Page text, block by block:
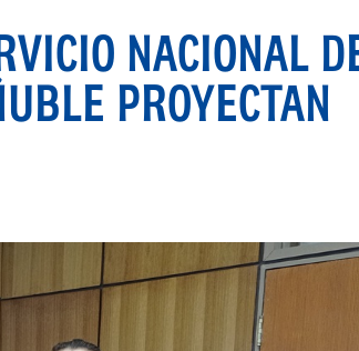
NACIONAL
PROYECTAN